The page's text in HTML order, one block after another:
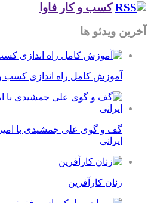
کسب و کار فاوا
آخرین ویدئو ها
آموزش کامل راه اندازی کسب
گف و گوی علی جمشیدی با
ایرانی
زنان کارآفرین